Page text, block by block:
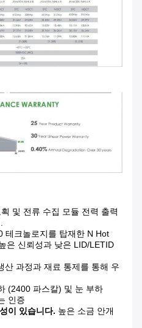
및 전류 수집 모듈 전력 출력
테크놀로지를 탑재한 N Hot
은 신뢰성과 낮은 LID/LETID
산 과정과 재료 통제를 통해 우
(2400 파스칼) 및 눈 부하
인증
이 있습니다. 높은 소금 안개